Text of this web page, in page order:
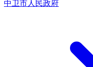
中卫市人民政府